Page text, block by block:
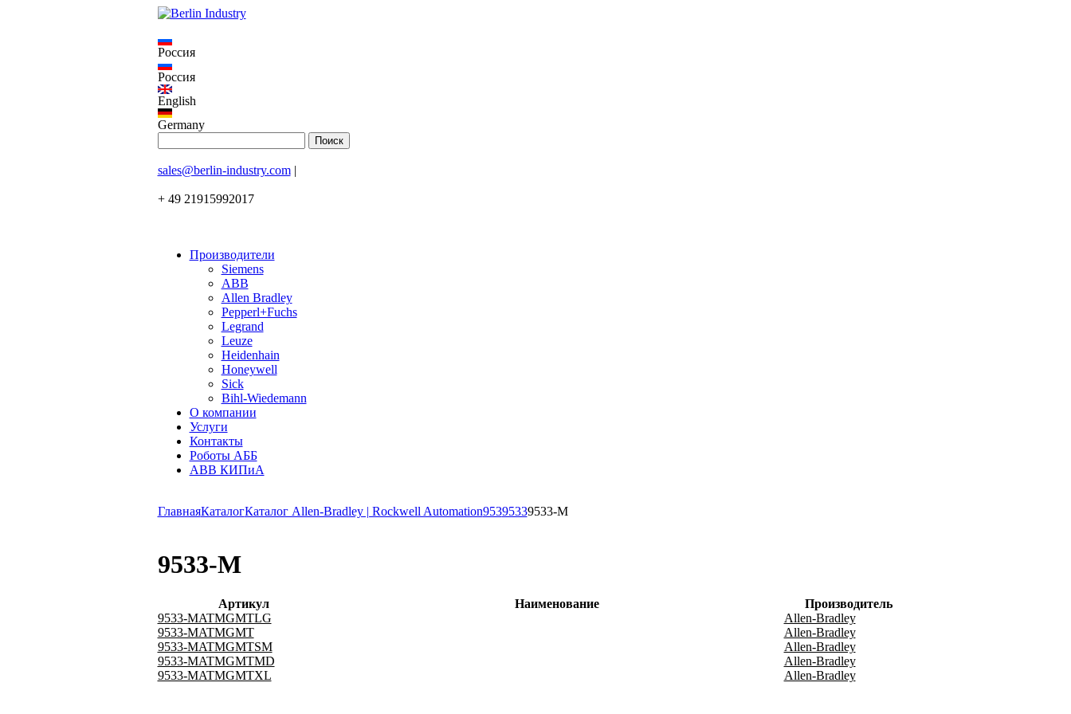
Россия
Россия
English
Germany
sales@berlin-industry.com|
+ 49 21915992017
Производители
Siemens
ABB
Allen Bradley
Pepperl+Fuchs
Legrand
Leuze
Heidenhain
Honeywell
Sick
Bihl-Wiedemann
О компании
Услуги
Контакты
Роботы АББ
ABB КИПиА
ГлавнаяКаталогКаталог Allen-Bradley | Rockwell Automation95395339533-M
9533-M
Артикул Наименование
Производитель
9533-MATMGMTLG
Allen-Bradley
9533-MATMGMT
Allen-Bradley
9533-MATMGMTSM
Allen-Bradley
9533-MATMGMTMD
Allen-Bradley
9533-MATMGMTXL
Allen-Bradley